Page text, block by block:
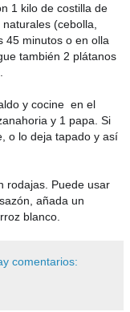
1 kilo de costilla de
(cebolla,
45 minutos o en olla
también 2 plátanos
y cocine en el
y 1 papa. Si
o lo deja tapado y así
rodajas. Puede usar
añada un
blanco.
comentarios: